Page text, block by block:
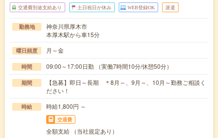
交通費別途支給あり 土日祝日が休み WEB登録OK 派遣
勤務地
神奈川県厚木市
本厚木駅から車15分
曜日頻度 月～金
時間 09:00～17:00日勤 （実働7時間10分/休憩50分）
期間
【急募】即日～長期 ＊8月～、9月～、10月～勤務ご相談く
ださい！
時給 時給1,800円 ～
交通費
全額支給 （当社規定あり）